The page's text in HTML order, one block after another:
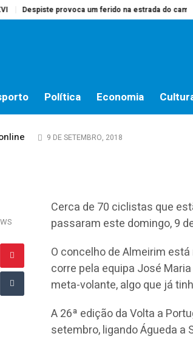
Despiste provoca um ferido na estrada do campo
Política Economia
do Concelho de
9 DE SETEMBRO, 2018
Cerca de 70 ciclistas que
passaram este domingo, 9
O concelho de Almeirim
corre pela equipa José
meta-volante, algo que já
A 26ª edição da Volta a
setembro, ligando Águeda